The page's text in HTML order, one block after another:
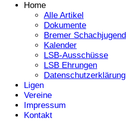
Home
Alle Artikel
Dokumente
Bremer Schachjugend
Kalender
LSB-Ausschüsse
LSB Ehrungen
Datenschutzerklärung
Ligen
Vereine
Impressum
Kontakt